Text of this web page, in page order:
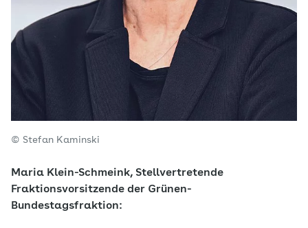
© Stefan Kaminski
Maria Klein-Schmeink, Stellvertretende
Fraktionsvorsitzende der Grünen-
Bundestagsfraktion: